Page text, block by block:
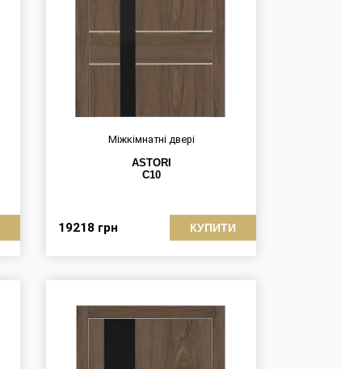
Міжкімнатні двері
ASTORI
C10
19218 грн КУПИТИ